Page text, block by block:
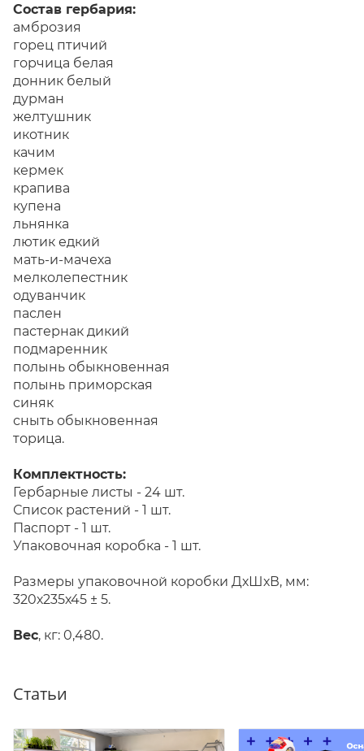
Состав гербария:
амброзия
горец птичий
горчица белая
донник белый
дурман
желтушник
икотник
качим
кермек
крапива
купена
льнянка
лютик едкий
мать-и-мачеха
мелколепестник
одуванчик
паслен
пастернак дикий
подмаренник
полынь обыкновенная
полынь приморская
синяк
сныть обыкновенная
торица.
Комплектность:
Гербарные листы - 24 шт.
Список растений - 1 шт.
Паспорт - 1 шт.
Упаковочная коробка - 1 шт.
Размеры упаковочной коробки ДхШхВ, мм:
320х235х45 ± 5.
Вес, кг: 0,480.
Статьи